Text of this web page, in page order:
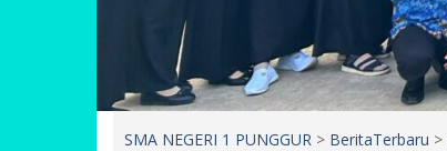
SMA NEGERI 1 PUNGGUR > BeritaTerbaru >